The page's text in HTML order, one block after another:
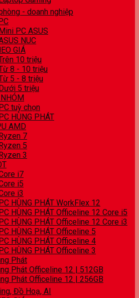
- doanh nghiệp
PC ASUS
NUC
GIÁ
10 triệu
8 - 10 triệu
5 - 8 triệu
5 triệu
tuỳ chọn
HÙNG PHÁT
AMD
7
5
3
i7
i5
i3
HÙNG PHÁT WorkFlex 12
HÙNG PHÁT Officeline 12 Core i5
HÙNG PHÁT Officeline 12 Core i3
HÙNG PHÁT Officeline 5
HÙNG PHÁT Officeline 4
HÙNG PHÁT Officeline 3
Phát
Phát Officeline 12 | 512GB
Phát Officeline 12 | 256GB
Đồ Hoạ, AI